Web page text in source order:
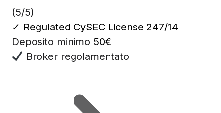
(5/5)
✓ Regulated CySEC License 247/14
Deposito minimo 50€
Broker regolamentato